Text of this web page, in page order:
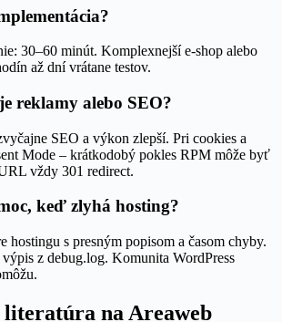
30–60 minút. Komplexnejší e-shop alebo
až dní vrátane testov.
reklamy alebo SEO?
SEO a výkon zlepší. Pri cookies a
Mode – krátkodobý pokles RPM môže byť
vždy 301 redirect.
keď zlyhá hosting?
hostingu s presným popisom a časom chyby.
z debug.log. Komunita WordPress
literatúra na Areaweb